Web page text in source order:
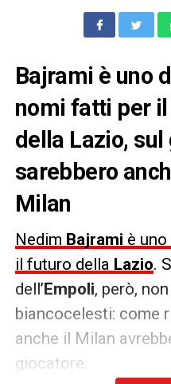
Bajrami è uno
nomi fatti per
della Lazio,
sarebbero
Milan
Nedim Bajrami è
il futuro della Lazio.
dell’Empoli, però,
biancocelesti: come
anche il Milan
giocatore.